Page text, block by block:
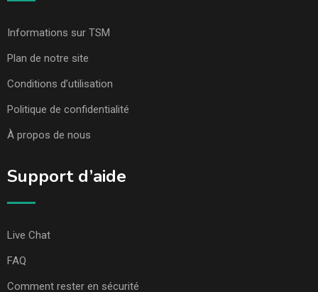
Informations sur TSM
Plan de notre site
Conditions d’utilisation
Politique de confidentialité
À propos de nous
Support d’aide
Live Chat
FAQ
Comment rester en sécurité